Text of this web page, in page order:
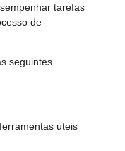
tarefas
de
seguintes
úteis